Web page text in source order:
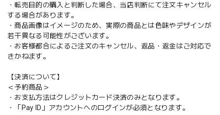
・転売目的の購入と判断した場合、当店判断にて注文キャンセル
する場合があります。
・商品画像はイメージのため、実際の商品とは色味やデザインが
若干異なる可能性がございます。
・お客様都合によるご注文のキャンセル、返品・返金はご対応で
きかねます。
【決済について】
＜予約商品＞
・お支払方法はクレジットカード決済のみとなります。
・「Pay ID」アカウントへのログインが必須となります。